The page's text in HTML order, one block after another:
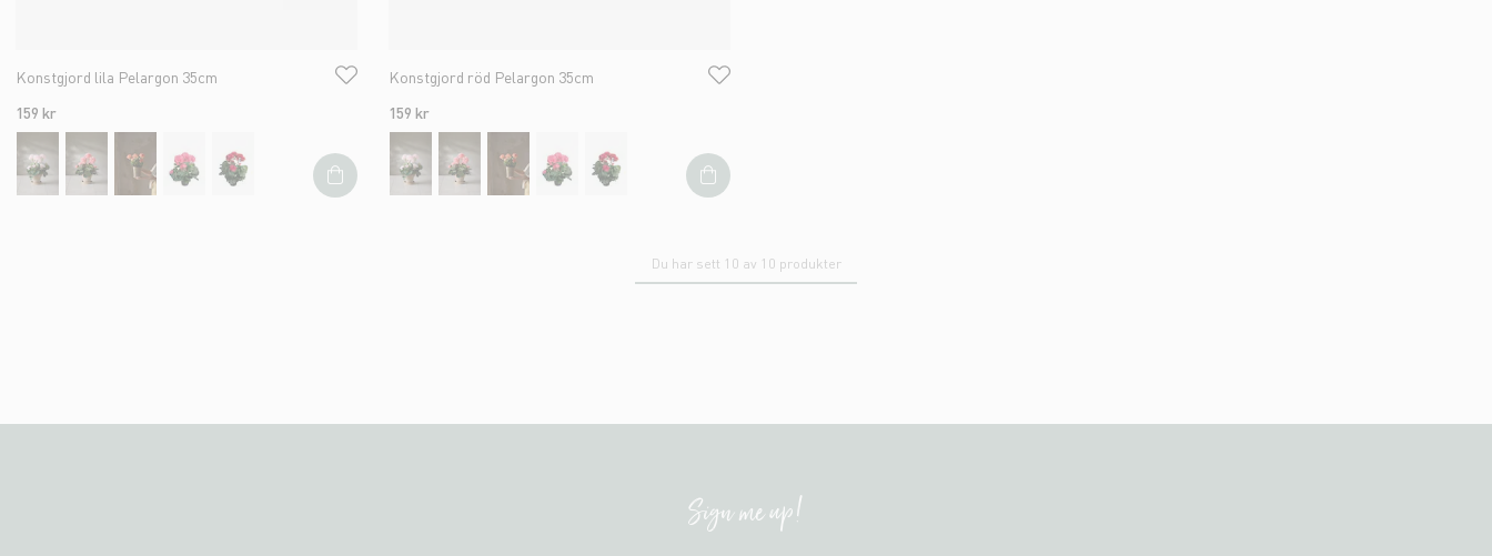
Konstgjord lila Pelargon 35cm
159 kr
Konstgjord röd Pelargon 35cm
159 kr
Du har sett 10 av 10 produkter
Sign me up!